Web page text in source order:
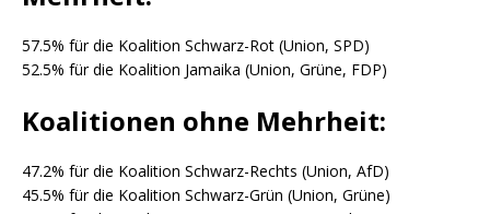
57.5% für die Koalition Schwarz-Rot (Union, SPD)
52.5% für die Koalition Jamaika (Union, Grüne, FDP)
Koalitionen ohne Mehrheit:
47.2% für die Koalition Schwarz-Rechts (Union, AfD)
45.5% für die Koalition Schwarz-Grün (Union, Grüne)